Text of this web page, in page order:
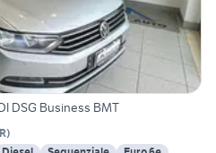
DSG Business BMT
)